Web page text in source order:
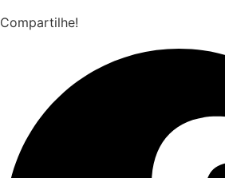
Compartilhe!